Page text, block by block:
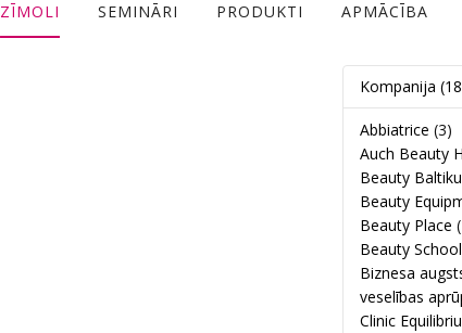
ZĪMOLI SEMINĀRI PRODUKTI APMĀCĪBA
Kompanija
Abbiatrice (3)
Auch Beauty
Beauty
Beauty
Beauty Place
Beauty School
Biznesa
veselības
Clinic